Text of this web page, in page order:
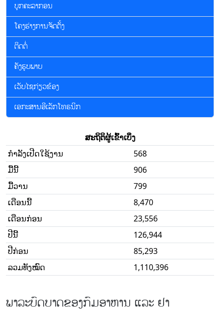
ບຸກຄະລາກອນ
ໂຄງຮ່າງການຈັດຕັ້ງ
ຕິດຕໍ່
ຄັງຮູບພາບ
ເວັບໄຊກ່ຽວຂ້ອງ
ເອກະສານອີເລັກໂທຣນິກ
ສະຖິຕິຜູ້ເຂົ້າເບິ່ງ
ກໍາລັງເປີດໃຊ້ງານ
568
ມື້ນີ້
906
ມື້ວານ
799
ເດືອນນີ້
8,470
ເດືອນກ່ອນ
23,556
ປີນີ້
126,944
ປີກ່ອນ
85,293
ລວມທັງໝົດ
1,110,396
ພາລະບົດບາດຂອງກົມອາຫານ ແລະ ຢາ